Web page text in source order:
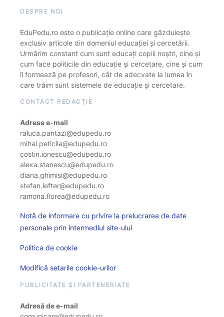
DESPRE NOI
EduPedu.ro este o publicație online care găzduiește
exclusiv articole din domeniul educației și cercetării.
Urmărim constant cum sunt educați copiii noștri, cine și
cum face politicile din educație și cercetare, cine și cum
îi formează pe profesori, cât de adecvate la lumea în
care trăim sunt sistemele de educație și cercetare.
CONTACT REDACȚIE
Adrese e-mail
raluca.pantazi@edupedu.ro
mihai.peticila@edupedu.ro
costin.ionescu@edupedu.ro
alexa.stanescu@edupedu.ro
diana.ghimisi@edupedu.ro
stefan.lefter@edupedu.ro
ramona.florea@edupedu.ro
Notă de informare cu privire la prelucrarea de date
personale prin intermediul site-ului
Politica de cookie
Modifică setarile cookie-urilor
PUBLICITATE ȘI PARTENERIATE
Adresă de e-mail